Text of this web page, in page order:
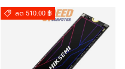
ลด 510.00 ฿